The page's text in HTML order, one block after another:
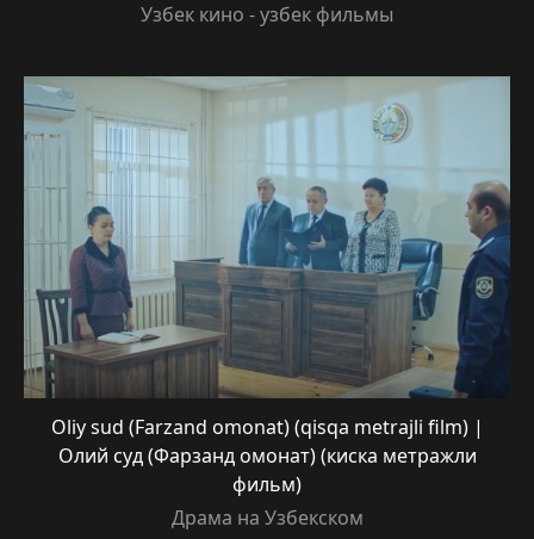
Узбек кино - узбек фильмы
Oliy sud (Farzand omonat) (qisqa metrajli film) |
Олий суд (Фарзанд омонат) (киска метражли
фильм)
Драма на Узбекском